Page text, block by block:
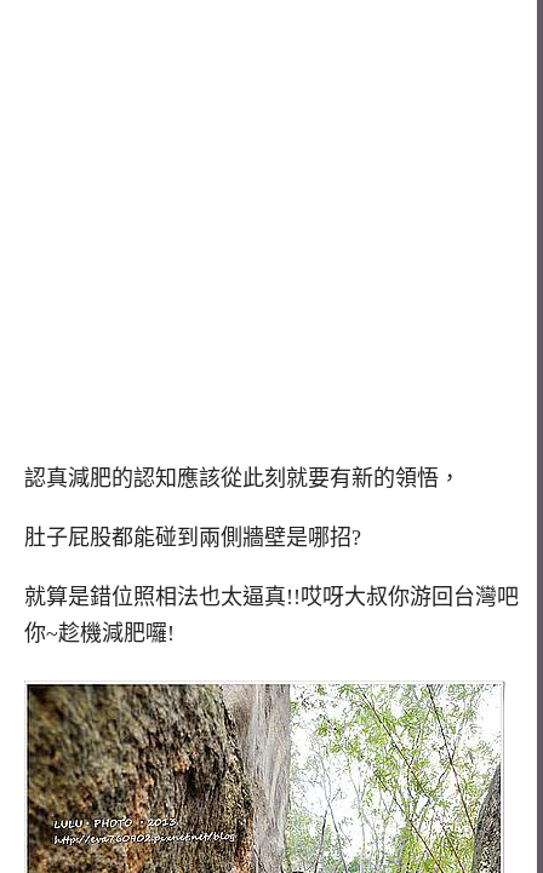
認真減肥的認知應該從此刻就要有新的領悟，
肚子屁股都能碰到兩側牆壁是哪招?
就算是錯位照相法也太逼真!!哎呀大叔你游回台灣吧
你~趁機減肥囉!